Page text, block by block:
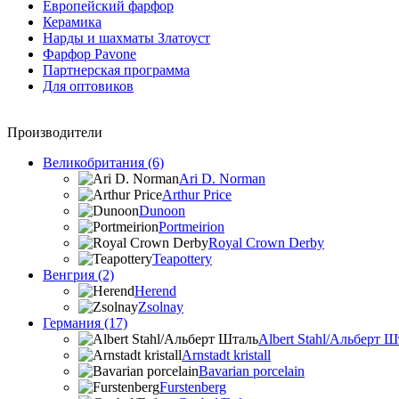
Европейский фарфор
Керамика
Нарды и шахматы Златоуст
Фарфор Pavone
Партнерская программа
Для оптовиков
Производители
Великобритания (6)
Ari D. Norman
Arthur Price
Dunoon
Portmeirion
Royal Crown Derby
Teapottery
Венгрия (2)
Herend
Zsolnay
Германия (17)
Albert Stahl/Альбеpт
Arnstadt kristall
Bavarian porcelain
Furstenberg